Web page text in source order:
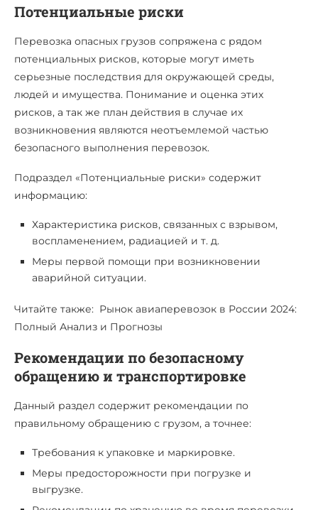
Потенциальные риски
Перевозка опасных грузов сопряжена с рядом
потенциальных рисков, которые могут иметь
серьезные последствия для окружающей среды,
людей и имущества. Понимание и оценка этих
рисков, а так же план действия в случае их
возникновения являются неотъемлемой частью
безопасного выполнения перевозок.
Подраздел «Потенциальные риски» содержит
информацию:
Характеристика рисков, связанных с взрывом,
воспламенением, радиацией и т. д.
Меры первой помощи при возникновении
аварийной ситуации.
Читайте также: Рынок авиаперевозок в России 2024:
Полный Анализ и Прогнозы
Рекомендации по безопасному
обращению и транспортировке
Данный раздел содержит рекомендации по
правильному обращению с грузом, а точнее:
Требования к упаковке и маркировке.
Меры предосторожности при погрузке и
выгрузке.